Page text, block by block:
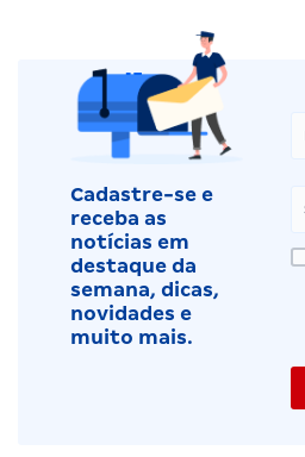
Cadastre-se e
receba as
notícias em
destaque da
semana, dicas,
novidades e
muito mais.